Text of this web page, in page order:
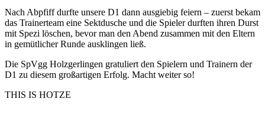
Nach Abpfiff durfte unsere D1 dann ausgiebig feiern – zuerst bekam
das Trainerteam eine Sektdusche und die Spieler durften ihren Durst
mit Spezi löschen, bevor man den Abend zusammen mit den Eltern
in gemütlicher Runde ausklingen ließ.
Die SpVgg Holzgerlingen gratuliert den Spielern und Trainern der
D1 zu diesem großartigen Erfolg. Macht weiter so!
THIS IS HOTZE